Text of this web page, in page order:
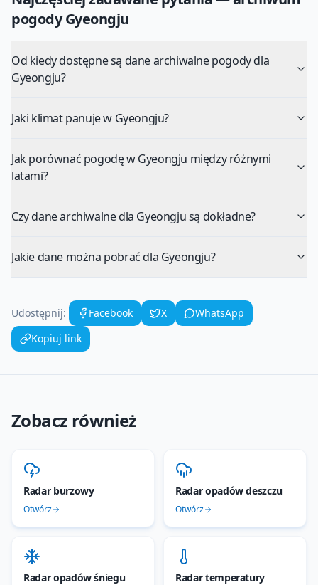
pogodyGyeongju
Od kiedy dostępne są dane archiwalne pogody dla
Gyeongju?
Jaki klimat panuje w Gyeongju?
Jak porównać pogodę w Gyeongju między różnymi
latami?
Czy dane archiwalne dla Gyeongju są dokładne?
Jakie dane można pobrać dla Gyeongju?
Udostępnij: Facebook X
WhatsApp
Kopiuj link
Zobacz również
Radar burzowy
Otwórz
Radar opadów deszczu
Otwórz
Radar opadów śniegu Radar temperatury